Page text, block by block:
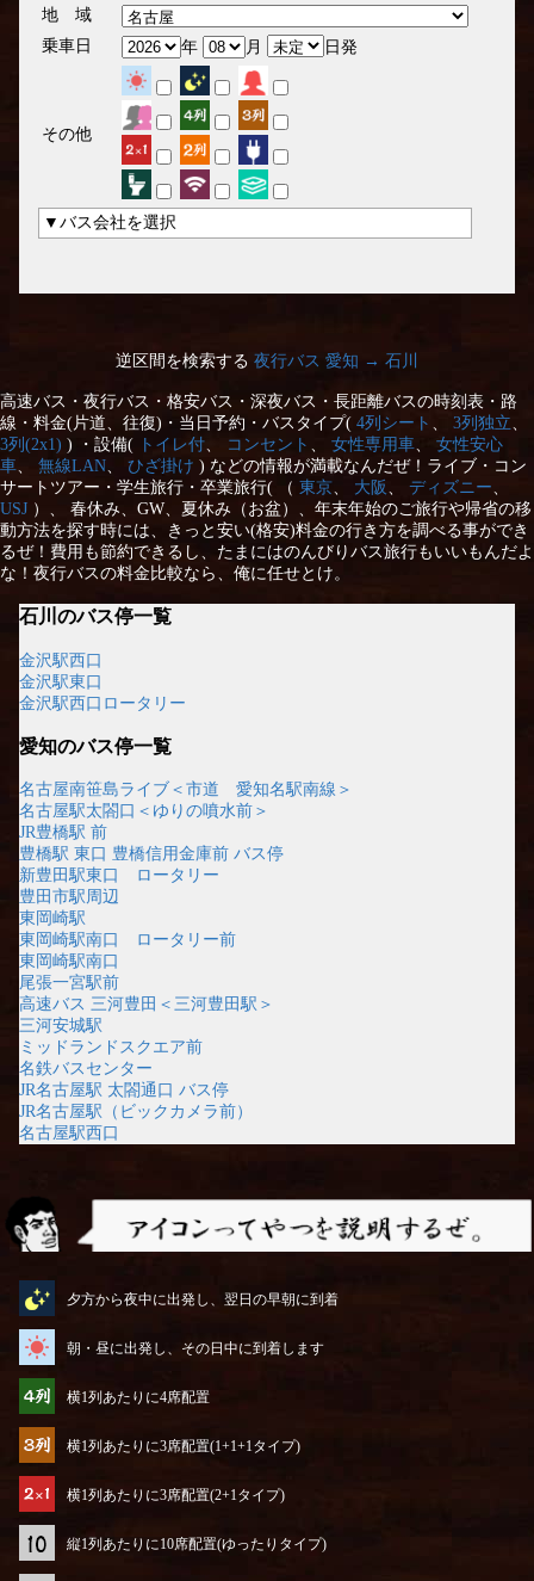
地 域
乗車日
年 月 日発
その他
▼バス会社を選択
逆区間を検索する 夜行バス 愛知 → 石川
高速バス・夜行バス・格安バス・深夜バス・長距離バスの時刻表・路
線・料金(片道、往復)・当日予約・バスタイプ( 4列シート 3列独立
3列(2x1) ) ・設備( トイレ付 コンセント 女性専用車
女性安心
車
無線LAN ひざ掛け ) などの情報が満載なんだぜ！ライブ・コン
サートツアー・学生旅行・卒業旅行( （ 東京 大阪 ディズニー
USJ ）、 春休み、GW、夏休み（お盆）、年末年始のご旅行や帰省の移
動方法を探す時には、きっと安い(格安)料金の行き方を調べる事ができ
るぜ！費用も節約できるし、たまにはのんびりバス旅行もいいもんだよ
な！夜行バスの料金比較なら、俺に任せとけ。
石川のバス停一覧
金沢駅西口
金沢駅東口
金沢駅西口ロータリー
愛知のバス停一覧
名古屋南笹島ライブ＜市道 愛知名駅南線＞
名古屋駅太閤口＜ゆりの噴水前＞
JR豊橋駅 前
豊橋駅 東口 豊橋信用金庫前 バス停
新豊田駅東口 ロータリー
豊田市駅周辺
東岡崎駅
東岡崎駅南口 ロータリー前
東岡崎駅南口
尾張一宮駅前
高速バス 三河豊田＜三河豊田駅＞
三河安城駅
ミッドランドスクエア前
名鉄バスセンター
JR名古屋駅 太閤通口 バス停
JR名古屋駅（ビックカメラ前）
名古屋駅西口
夕方から夜中に出発し、翌日の早朝に到着
朝・昼に出発し、その日中に到着します
横1列あたりに4席配置
横1列あたりに3席配置(1+1+1タイプ)
横1列あたりに3席配置(2+1タイプ)
縦1列あたりに10席配置(ゆったりタイプ)